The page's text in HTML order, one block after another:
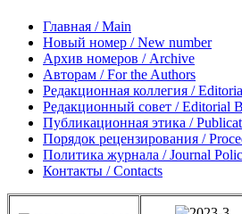
Главная / Main
Новый номер / New number
Архив номеров / Archive
Авторам / For the Authors
Редакционная коллегия /
Редакционный совет / Editorial
Публикационная этика /
Порядок рецензирования /
Политика журнала / Journal
Контакты / Contacts